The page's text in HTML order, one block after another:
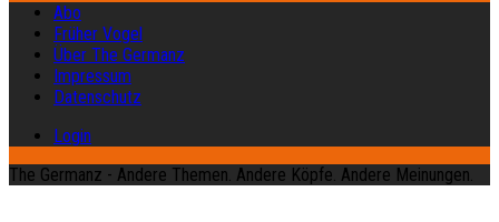
Abo
Früher Vogel
Über The Germanz
Impressum
Datenschutz
Login
The Germanz - Andere Themen. Andere Köpfe. Andere Meinungen.